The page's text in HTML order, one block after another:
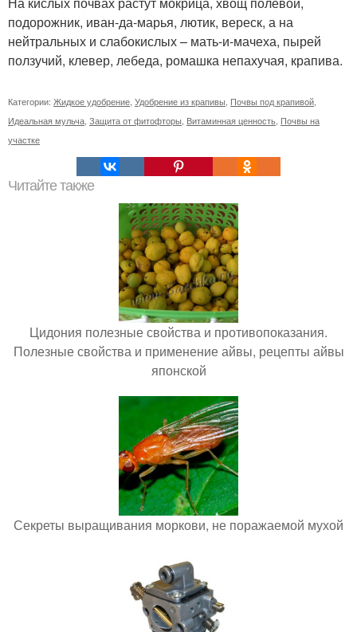
подорожник, иван-да-марья, лютик, вереск, а на
нейтральных и слабокислых – мать-и-мачеха, пырей
ползучий, клевер, лебеда, ромашка непахучая, крапива.
Категории: Жидкое удобрение Удобрение из крапивы Почвы под крапивой
Идеальная мульча Защита от фитофторы Витаминная ценность Почвы на
участке
Читайте также
Цидония полезные свойства и противопоказания.
Полезные свойства и применение айвы, рецепты айвы
японской
Секреты выращивания моркови, не поражаемой мухой